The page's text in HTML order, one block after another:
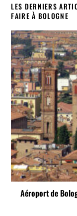
LES DERNIERS
FAIRE À BOLOGNE
Aéroport de